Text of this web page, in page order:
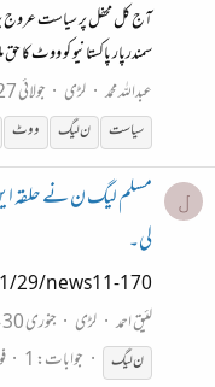
آج کل محفل پر سیاست عروج پر
سمندرپار پاکستانیو کو ووٹ کا حق
عبداللہ محمد لڑی جولائی 27، 2018
سیاست
نلیگ ووٹ
ل
لی۔
news11-170/
لئیق احمد لڑی جنوری 30، 2014
نلیگ جوابات: 1